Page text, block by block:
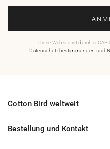
Diese Website ist durch
Datenschutzbestimmungen und
Bestellung und Kontakt
Cotton Bird weltweit